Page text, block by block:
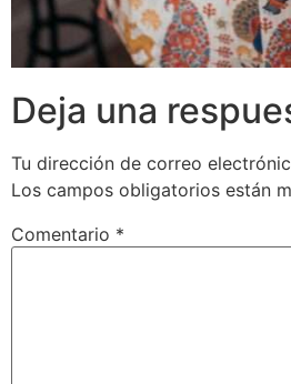
Deja una
Tu dirección de correo
Los campos obligatorios están
Comentario *